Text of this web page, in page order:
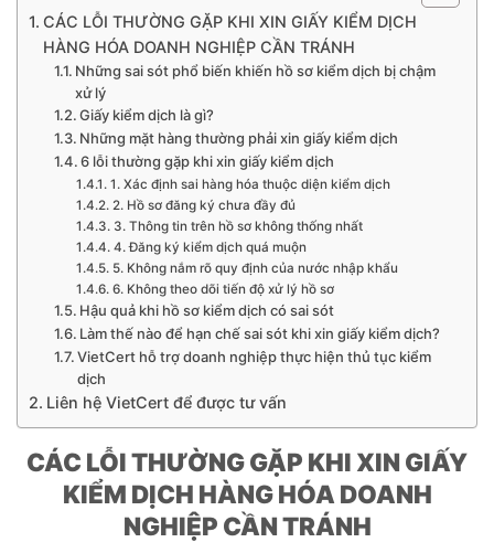
CÁC LỖI THƯỜNG GẶP KHI XIN GIẤY KIỂM DỊCH
HÀNG HÓA DOANH NGHIỆP CẦN TRÁNH
Những sai sót phổ biến khiến hồ sơ kiểm dịch bị chậm
xử lý
Giấy kiểm dịch là gì?
Những mặt hàng thường phải xin giấy kiểm dịch
6 lỗi thường gặp khi xin giấy kiểm dịch
1. Xác định sai hàng hóa thuộc diện kiểm dịch
2. Hồ sơ đăng ký chưa đầy đủ
3. Thông tin trên hồ sơ không thống nhất
4. Đăng ký kiểm dịch quá muộn
5. Không nắm rõ quy định của nước nhập khẩu
6. Không theo dõi tiến độ xử lý hồ sơ
Hậu quả khi hồ sơ kiểm dịch có sai sót
Làm thế nào để hạn chế sai sót khi xin giấy kiểm dịch?
VietCert hỗ trợ doanh nghiệp thực hiện thủ tục kiểm
dịch
Liên hệ VietCert để được tư vấn
CÁC LỖI THƯỜNG GẶP KHI XIN GIẤY
KIỂM DỊCH HÀNG HÓA DOANH
NGHIỆP CẦN TRÁNH